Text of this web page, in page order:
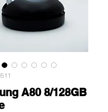
A80 8/128GB